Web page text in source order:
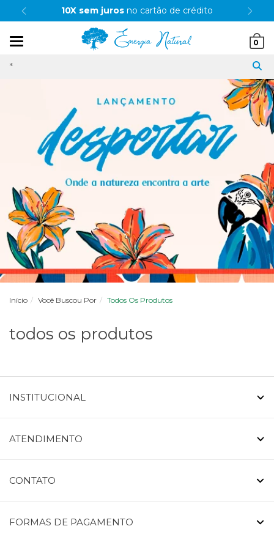
10X sem juros no cartão de crédito
0
Início Você Buscou Por Todos Os Produtos
todos os produtos
INSTITUCIONAL
ATENDIMENTO
CONTATO
FORMAS DE PAGAMENTO